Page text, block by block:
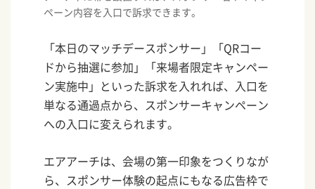
ペーン内容を入口で訴求できます。
「本日のマッチデースポンサー」「QRコー
ドから抽選に参加」「来場者限定キャンペー
ン実施中」といった訴求を入れれば、入口を
単なる通過点から、スポンサーキャンペーン
への入口に変えられます。
エアアーチは、会場の第一印象をつくりなが
ら、スポンサー体験の起点にもなる広告枠で